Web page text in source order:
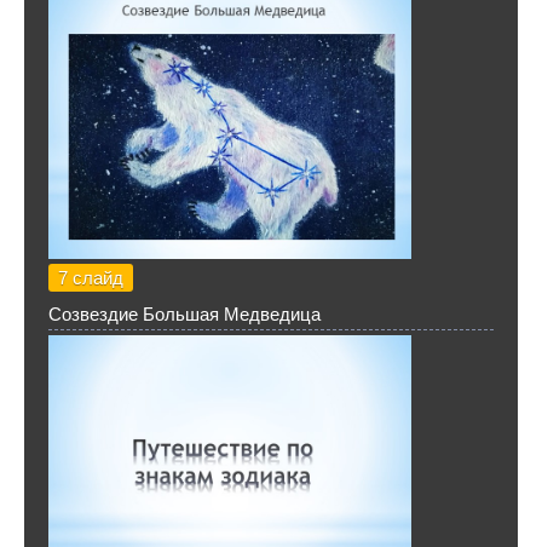
7 слайд
Созвездие Большая Медведица